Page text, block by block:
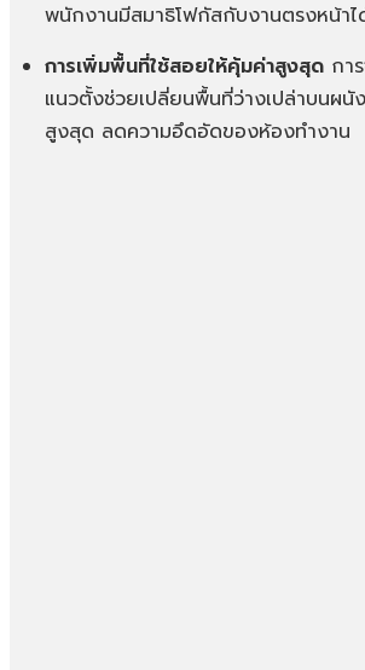
พนักงานมีสมาธิโฟกัสกับงานตรงหน้าไ
การเพิ่มพื้นที่ใช้สอยให้คุ้มค่าสูงสุดการ
แนวตั้งช่วยเปลี่ยนพื้นที่ว่างเปล่าบนผนัง
สูงสุด ลดความอึดอัดของห้องทำงาน